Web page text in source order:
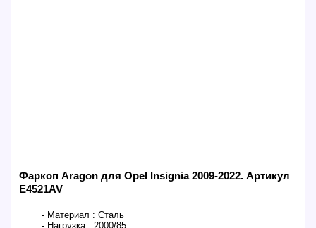
Фаркоп Aragon для Opel Insignia 2009-2022. Артикул
E4521AV
- Материал : Сталь
- Нагрузка : 2000/85